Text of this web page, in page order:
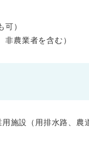
可）
農業者を含む）
施設（用排水路、農